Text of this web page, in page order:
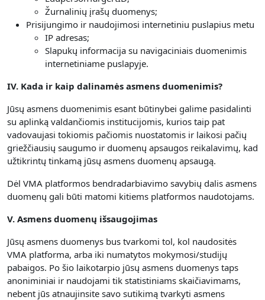
Žurnalinių įrašų duomenys;
Prisijungimo ir naudojimosi internetiniu puslapius metu
IP adresas;
Slapukų informacija su navigaciniais duomenimis
internetiniame puslapyje.
IV. Kada ir kaip dalinamės asmens duomenimis?
Jūsų asmens duomenimis esant būtinybei galime pasidalinti
su aplinką valdančiomis institucijomis, kurios taip pat
vadovaujasi tokiomis pačiomis nuostatomis ir laikosi pačių
griežčiausių saugumo ir duomenų apsaugos reikalavimų, kad
užtikrintų tinkamą jūsų asmens duomenų apsaugą.
Dėl VMA platformos bendradarbiavimo savybių dalis asmens
duomenų gali būti matomi kitiems platformos naudotojams.
V. Asmens duomenų išsaugojimas
Jūsų asmens duomenys bus tvarkomi tol, kol naudositės
VMA platforma, arba iki numatytos mokymosi/studijų
pabaigos. Po šio laikotarpio jūsų asmens duomenys taps
anoniminiai ir naudojami tik statistiniams skaičiavimams,
nebent jūs atnaujinsite savo sutikimą tvarkyti asmens